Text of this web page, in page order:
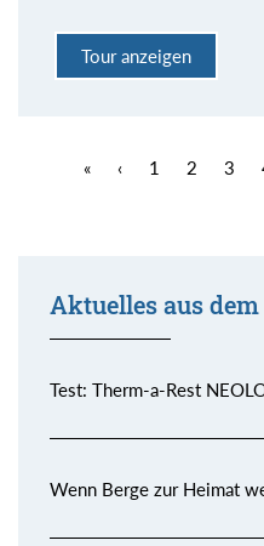
Tour anzeigen
« ‹ 1 2 3
Aktuelles aus
Test: Therm-a-Rest
Wenn Berge zur Heimat